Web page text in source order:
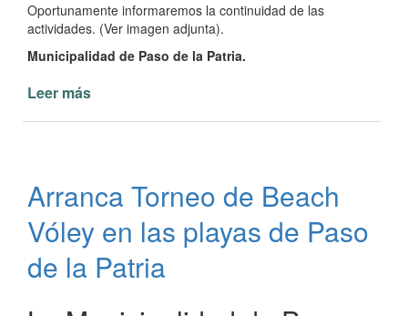
Patria
Oportunamente informaremos la continuidad de las
actividades. (Ver imagen adjunta).
Municipalidad de Paso de la Patria.
Leer más
sobre
actividades
suspendidas
Arranca Torneo de Beach
Vóley en las playas de Paso
de la Patria